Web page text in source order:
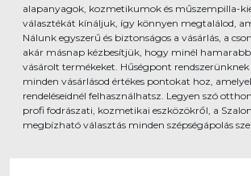
alapanyagok, kozmetikumok és műszempilla-
választékát kínáljuk, így könnyen megtalálod,
Nálunk egyszerű és biztonságos a vásárlás, a
akár másnap kézbesítjük, hogy minél hamarabb
vásárolt termékeket. Hűségpont
minden vásárlásod értékes pontokat hoz,
rendeléseidnél felhasználhatsz. Legyen szó
profi fodrászati, kozmetikai eszközökről, a
megbízható választás minden szépségápolás